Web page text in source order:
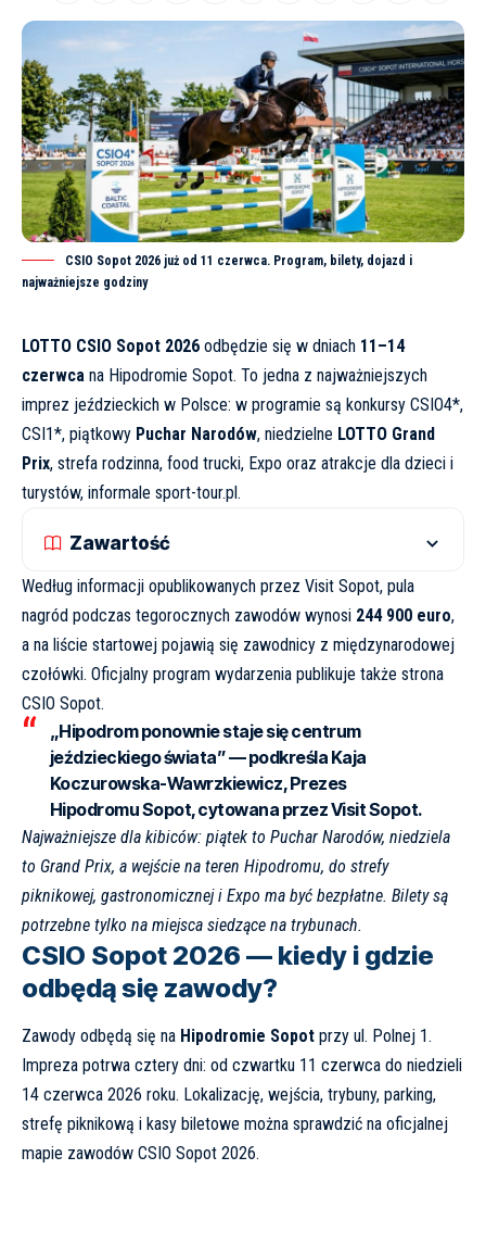
CSIO Sopot 2026 już od 11 czerwca. Program, bilety, dojazd i
najważniejsze godziny
LOTTO CSIO Sopot 2026 odbędzie się w dniach 11–14
czerwca na Hipodromie Sopot. To jedna z najważniejszych
imprez jeździeckich w Polsce: w programie są konkursy CSIO4*,
CSI1*, piątkowy Puchar Narodów, niedzielne LOTTO Grand
Prix, strefa rodzinna, food trucki, Expo oraz atrakcje dla dzieci i
turystów, informale sport-tour.pl.
Zawartość
Według informacji opublikowanych przez Visit Sopot, pula
nagród podczas tegorocznych zawodów wynosi 244 900 euro,
a na liście startowej pojawią się zawodnicy z międzynarodowej
czołówki. Oficjalny program wydarzenia publikuje także strona
CSIO Sopot.
„Hipodrom ponownie staje się centrum
jeździeckiego świata” — podkreśla Kaja
Koczurowska-Wawrzkiewicz, Prezes
Hipodromu Sopot, cytowana przez Visit Sopot.
Najważniejsze dla kibiców: piątek to Puchar Narodów, niedziela
to Grand Prix, a wejście na teren Hipodromu, do strefy
piknikowej, gastronomicznej i Expo ma być bezpłatne. Bilety są
potrzebne tylko na miejsca siedzące na trybunach.
CSIO Sopot 2026 — kiedy i gdzie
odbędą się zawody?
Zawody odbędą się na Hipodromie Sopot przy ul. Polnej 1.
Impreza potrwa cztery dni: od czwartku 11 czerwca do niedzieli
14 czerwca 2026 roku. Lokalizację, wejścia, trybuny, parking,
strefę piknikową i kasy biletowe można sprawdzić na oficjalnej
mapie zawodów CSIO Sopot 2026.